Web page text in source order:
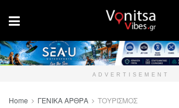
ADVERTISEMENT
Home ΓΕΝΙΚΑ ΑΡΘΡΑ ΤΟΥΡΙΣΜΟΣ